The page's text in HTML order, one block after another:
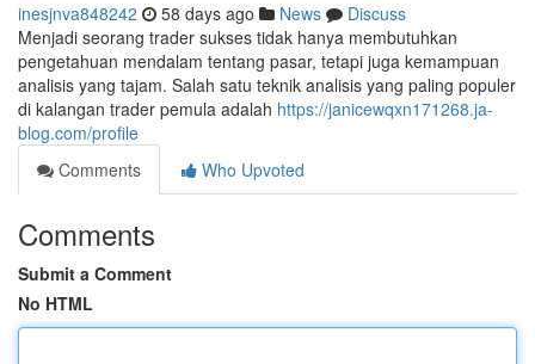
inesjnva848242 58 days ago News
Discuss
Menjadi seorang trader sukses tidak hanya membutuhkan
pengetahuan mendalam tentang pasar, tetapi juga kemampuan
analisis yang tajam. Salah satu teknik analisis yang paling populer
di kalangan trader pemula adalah https://janicewqxn171268.ja-
blog.com/profile
Comments
Who Upvoted
Comments
Submit a Comment
No HTML